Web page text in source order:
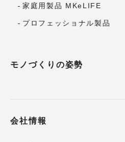
家庭用製品 MKeLIFE
プロフェッショナル製品
モノづくりの姿勢
会社情報